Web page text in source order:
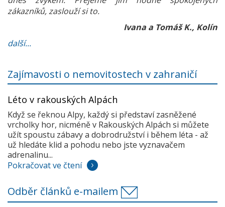
zákazníků, zaslouží si to.
Ivana a Tomáš K., Kolín
další...
Zajímavosti o nemovitostech v zahraničí
Léto v rakouských Alpách
Když se řeknou Alpy, každý si představí zasněžené
vrcholky hor, nicméně v Rakouských Alpách si můžete
užít spoustu zábavy a dobrodružství i během léta - až
už hledáte klid a pohodu nebo jste vyznavačem
adrenalinu...
Pokračovat ve čtení
Odběr článků e-mailem